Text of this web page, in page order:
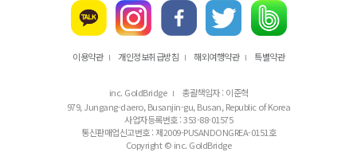
이용약관 l 개인정보취급방침 l 해외여행약관 l 특별약관
inc. GoldBridge l
총괄책임자 : 이준혁
979, Jungang-daero, Busanjin-gu, Busan, Republic of Korea
사업자등록번호 : 353-88-01575
통신판매업신고번호 : 제2009-PUSANDONGREA-0151호
Copyright © inc. GoldBridge